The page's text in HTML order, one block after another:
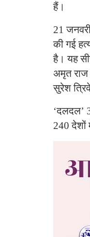
हैं।
21
की गई
है। यह
अमृत राज
सुरेश
‘दलदल’
240 देशों